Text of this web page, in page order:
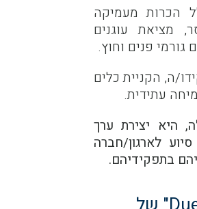
הכרות מעמיקה
מציאת עוגנים
גורמי פנים וחוץ.
ה, הקניית כלים
עתידית.
היא יצירת ערך
לארגון/חברה
בתפקידיהם.